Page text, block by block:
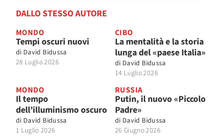
DALLO STESSO AUTORE
MONDO
Tempi oscuri nuovi
di David Bidussa
28 Luglio 2026
CIBO
La mentalità e la storia
lunga del «paese Italia»
di David Bidussa
14 Luglio 2026
MONDO
Il tempo
dell’illuminismo oscuro
di David Bidussa
1 Luglio 2026
RUSSIA
Putin, il nuovo «Piccolo
Padre»
di David Bidussa
26 Giugno 2026